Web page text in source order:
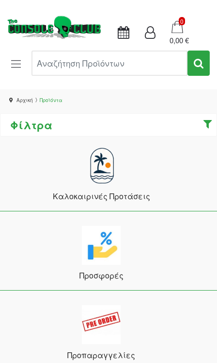
Καλάθι
0
0,00 €
Αρχική Προϊόντα
Φίλτρα
Καλοκαιρινές Προτάσεις
Προσφορές
Προπαραγγελίες